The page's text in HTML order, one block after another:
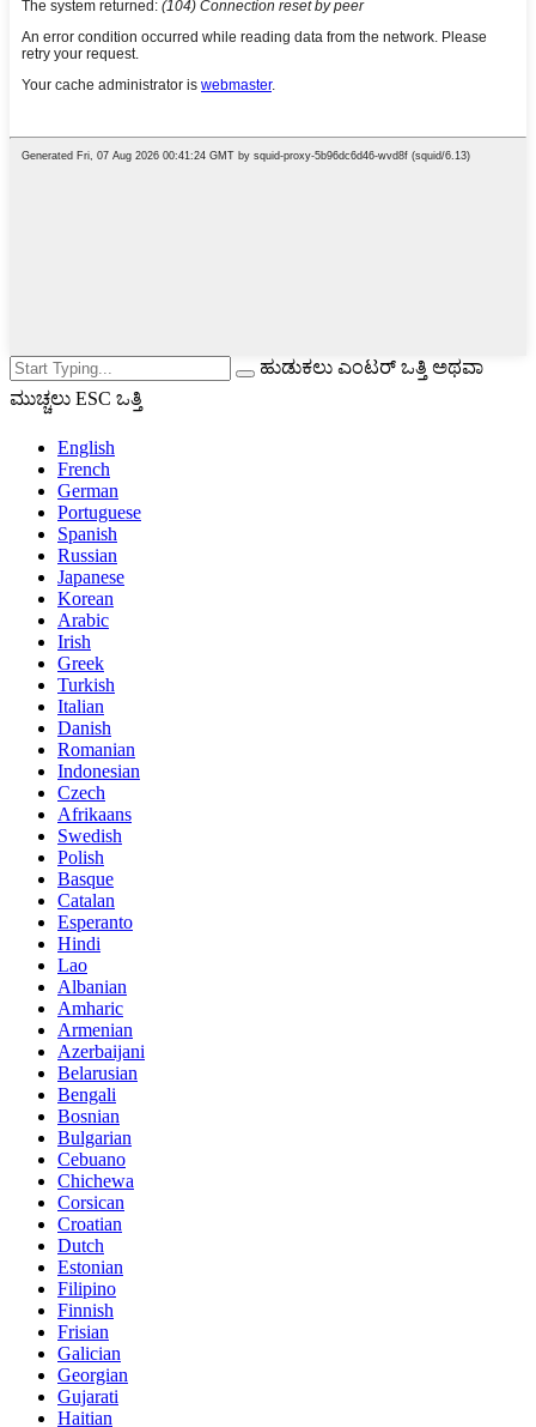
ಹುಡುಕಲು ಎಂಟರ್ ಒತ್ತಿ ಅಥವಾ
ಮುಚ್ಚಲು ESC ಒತ್ತಿ
English
French
German
Portuguese
Spanish
Russian
Japanese
Korean
Arabic
Irish
Greek
Turkish
Italian
Danish
Romanian
Indonesian
Czech
Afrikaans
Swedish
Polish
Basque
Catalan
Esperanto
Hindi
Lao
Albanian
Amharic
Armenian
Azerbaijani
Belarusian
Bengali
Bosnian
Bulgarian
Cebuano
Chichewa
Corsican
Croatian
Dutch
Estonian
Filipino
Finnish
Frisian
Galician
Georgian
Gujarati
Haitian